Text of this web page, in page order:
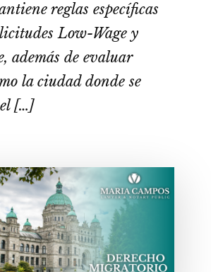
reglas específicas
Low-Wage y
además de evaluar
la ciudad donde se
[…]